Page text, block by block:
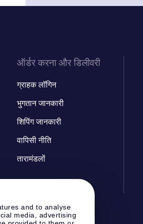
and to analyse
media, advertising
ऑर्डर करना और डिलीवरी
ग्राहक लॉगिन
भुगतान जानकारी
शिपिंग जानकारी
वापिसी नीति
तारामंडलों